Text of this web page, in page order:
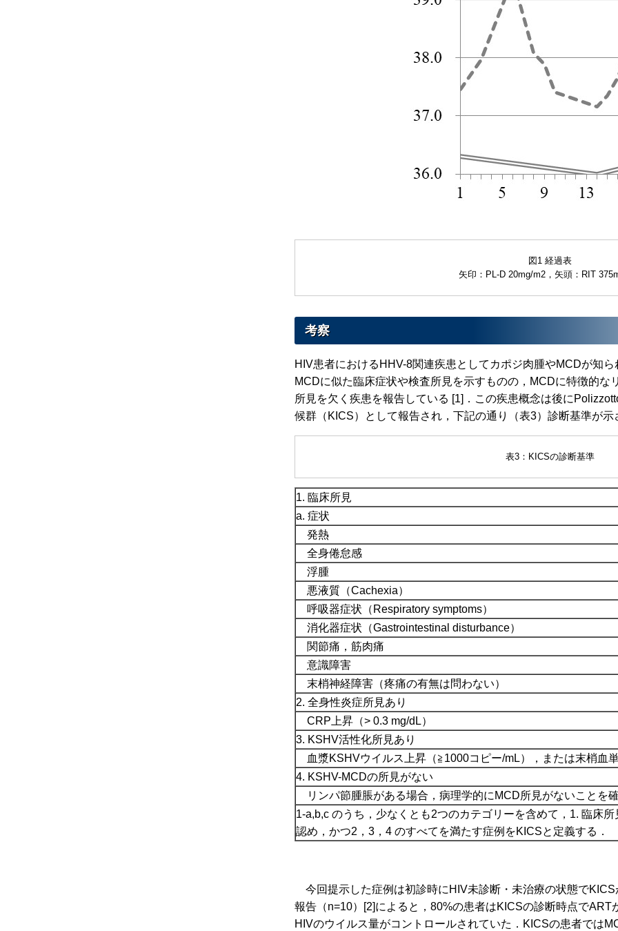
図1 経過表
矢印：PL-D 20mg/m2，矢頭：RIT
考察
HIV患者におけるHHV-8関連疾患としてカポジ肉腫やMCDが知
MCDに似た臨床症状や検査所見を示すものの，MCDに特徴的な
所見を欠く疾患を報告している [1]．この疾患概念は後に
候群（KICS）として報告され，下記の通り（表3）診断基準が示
表3：KICSの診断基準
1. 臨床所見
a. 症状
発熱
全身倦怠感
浮腫
悪液質（Cachexia）
呼吸器症状（Respiratory symptoms）
消化器症状（Gastrointestinal disturbance）
関節痛，筋肉痛
意識障害
末梢神経障害（疼痛の有無は問わない）
2. 全身性炎症所見あり
CRP上昇（> 0.3 mg/dL）
3. KSHV活性化所見あり
血漿KSHVウイルス上昇（≧1000コピー/mL），または末梢血
4. KSHV-MCDの所見がない
リンパ節腫脹がある場合，病理学的にMCD所見がないことを
1-a,b,c のうち，少なくとも2つのカテゴリーを含めて，1. 臨床
認め，かつ2，3，4 のすべてを満たす症例をKICSと定義する．
今回提示した症例は初診時にHIV未診断・未治療の状態で
報告（n=10）[2]によると，80%の患者はKICSの診断時点でART
HIVのウイルス量がコントロールされていた．KICSの患者では